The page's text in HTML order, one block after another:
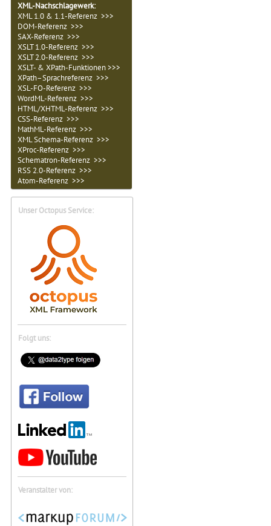
XML-Nachschlagewerk:
XML 1.0 & 1.1-Referenz >>>
DOM-Referenz >>>
SAX-Referenz >>>
XSLT 1.0-Referenz >>>
XSLT 2.0-Referenz >>>
XSLT- & XPath-Funktionen >>>
XPath–Sprachreferenz >>>
XSL-FO-Referenz >>>
WordML-Referenz >>>
HTML/XHTML-Referenz >>>
CSS-Referenz >>>
MathML-Referenz >>>
XML Schema-Referenz >>>
XProc-Referenz >>>
Schematron-Referenz >>>
RSS 2.0-Referenz >>>
Atom-Referenz >>>
Unser Octopus Service:
Folgt uns:
Veranstalter von: